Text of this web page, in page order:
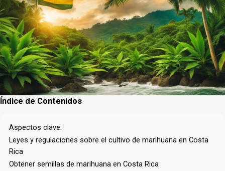
Índice de Contenidos
Aspectos clave:
Leyes y regulaciones sobre el cultivo de marihuana en Costa
Rica
Obtener semillas de marihuana en Costa Rica